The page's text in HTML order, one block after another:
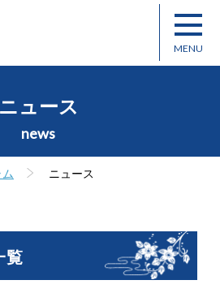
ニュース
news
ニュース
覧